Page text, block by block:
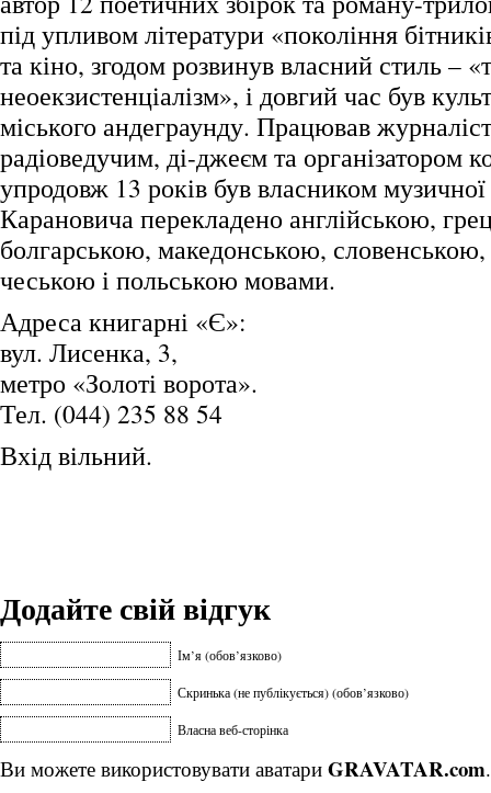
під упливом літератури «покоління
та кіно, згодом розвинув власний стиль –
неоекзистенціалізм», і довгий час був
міського андеграунду. Працював
радіоведучим, ді-джеєм та організатором
упродовж 13 років був власником
Карановича перекладено англійською,
болгарською, македонською,
чеською і польською мовами.
Адреса книгарні «Є»:
вул. Лисенка, 3,
метро «Золоті ворота».
Тел. (044) 235 88 54
Вхід вільний.
Додайте свій відгук
Ім’я (обов’язково)
Скринька (не публікується) (обов’язково)
Власна веб-сторінка
Ви можете використовувати аватари GRAVATAR.com.